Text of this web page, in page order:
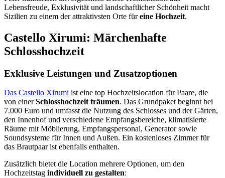
Lebensfreude, Exklusivität und landschaftlicher Schönheit macht
Sizilien zu einem der attraktivsten Orte füreine Hochzeit.
Castello Xirumi: Märchenhafte
Schlosshochzeit
Exklusive Leistungen und Zusatzoptionen
Das Castello Xirumi ist eine top Hochzeitslocation für Paare, die
von einerSchlosshochzeit träumen. Das Grundpaket beginnt bei
7.000 Euro und umfasst die Nutzung des Schlosses und der Gärten,
den Innenhof und verschiedene Empfangsbereiche, klimatisierte
Räume mit Möblierung, Empfangspersonal, Generator sowie
Soundsysteme für Innen und Außen. Ein kostenloses Zimmer für
das Brautpaar ist ebenfalls enthalten.
Zusätzlich bietet die Location mehrere Optionen, um den
Hochzeitstag individuell zu gestalten: